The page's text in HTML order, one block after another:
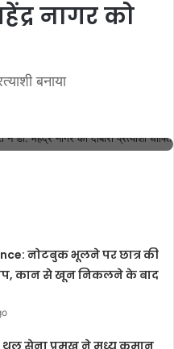
नागर को
बनाया
नोटबुक भूलने पर छात्र की
कान से खून निकलने के बाद
थल सेना प्रमुख ने मध्य कमान